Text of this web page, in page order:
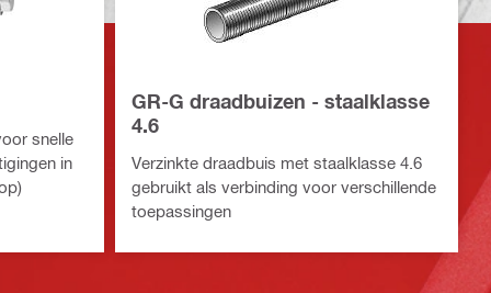
snelle
in
GR-G draadbuizen - staalklasse
4.6
Verzinkte draadbuis met staalklasse 4.6
gebruikt als verbinding voor verschillende
toepassingen